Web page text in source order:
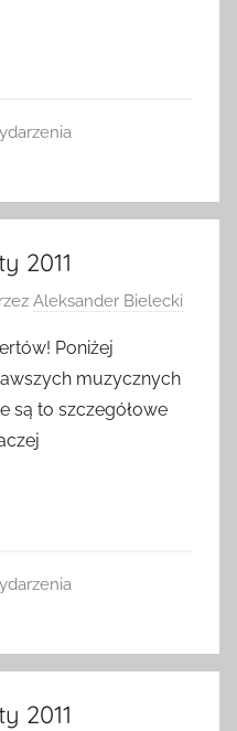
2011
Aleksander Bielecki
Poniżej
muzycznych
są to szczegółowe
2011